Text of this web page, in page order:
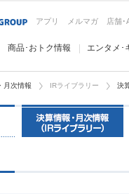
アプリ メルマガ 店舗･
商品･おトク情報 エンタメ･
月次情報 IRライブラリー 決